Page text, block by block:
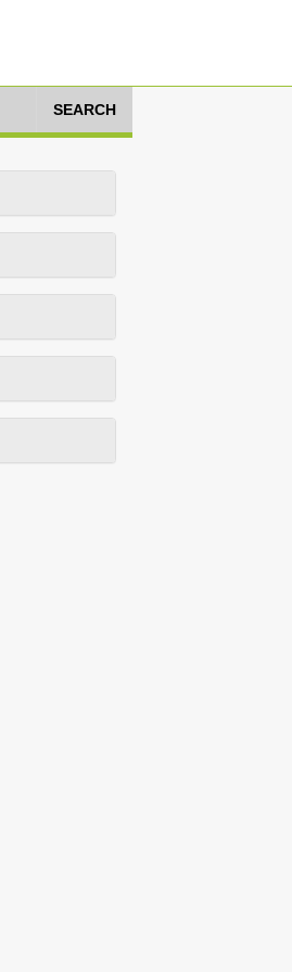
SEARCH